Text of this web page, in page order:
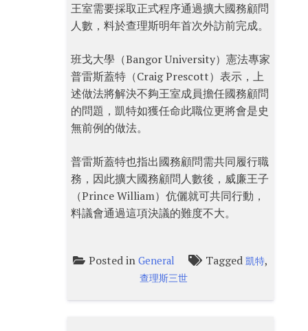
王室需要採取正式程序通過擴大國務顧問
人數，料於查理斯明年首次外訪前完成。
班戈大學（Bangor University）憲法專家
普雷斯蓋特（Craig Prescott）表示，上
述做法將解決不夠王室成員擔任國務顧問
的問題，凱特如獲任命此職位更將會是史
無前例的做法。
普雷斯蓋特也指出國務顧問需共同履行職
務，因此擴大國務顧問人數後，威廉王子
（Prince William）伉儷就可共同行動，
料議會通過這項決議的難度不大。
Posted inGeneral Tagged凱特,
查理斯三世